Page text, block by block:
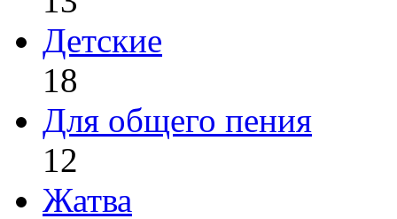
Детские
18
Для общего пения
12
Жатва